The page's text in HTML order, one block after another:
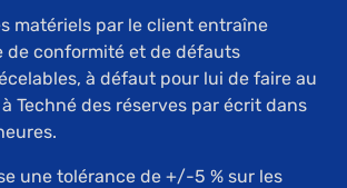
matériels par le client entraîne
de conformité et de défauts
à défaut pour lui de faire au
Techné des réserves par écrit dans
une tolérance de +/-5 % sur les